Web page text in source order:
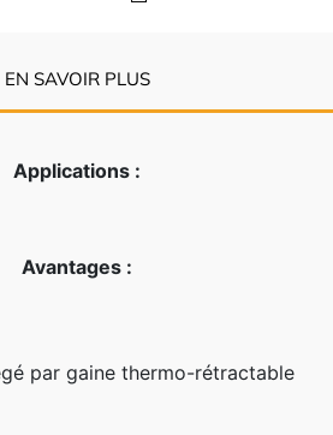
EN SAVOIR PLUS
Applications :
Avantages :
par gaine thermo-rétractable